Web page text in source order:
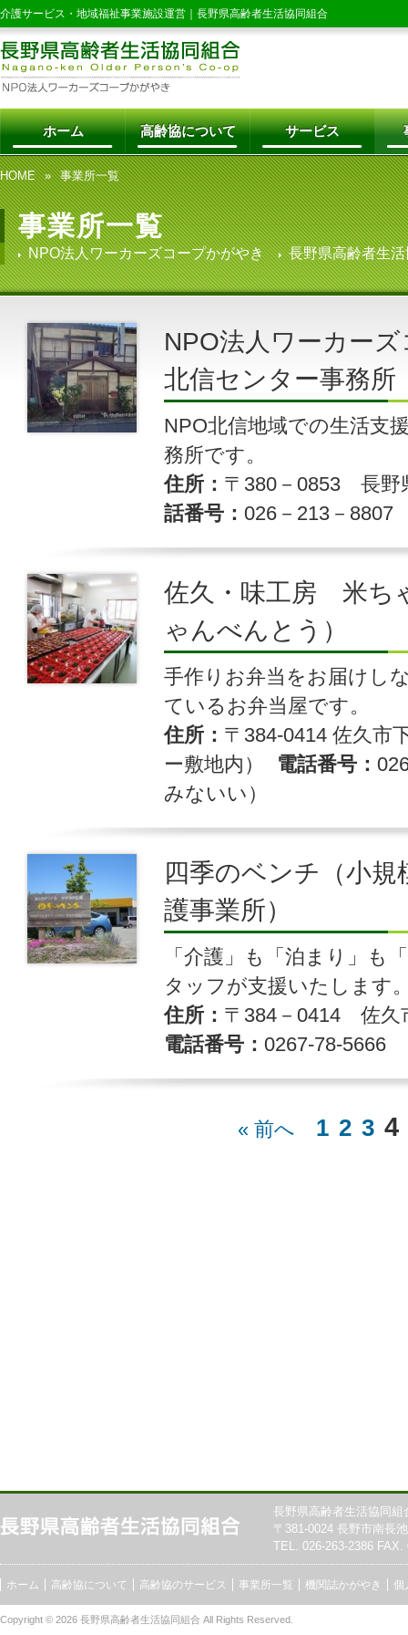
介護サービス・地域福祉事業施設運営｜ 長野県高齢者生活協同組合
ホーム 高齢協について サービス
HOME 事業所一覧
事業所一覧
NPO法人ワーカーズコープかがやき 長野県高齢者生
NPO法人ワーカー
北信センター事務所
NPO北信地域での生活支
務所です。
住所
〒380－0853 長野
話番号
026－213－8807
佐久・味工房 米ち
ゃんべんとう）
手作りお弁当をお届けし
ているお弁当屋です。
住所
〒384-0414 佐久市
ー敷地内）
電話番号
みないい）
四季のベンチ（小規
護事業所）
「介護」も「泊まり」も
タッフが支援いたします
住所
〒384－0414 佐久
電話番号
0267-78-5666
« 前へ 1 2 3 4
長野県高齢者生活協同組
〒381-0024 長野市南長
TEL. 026-263-2386 FAX.
ホーム 高齢協について 高齢協のサービス 事業所一覧 機関誌かがやき 個
Copyright © 2026 長野県高齢者生活協同組合 All Rights Reserved.